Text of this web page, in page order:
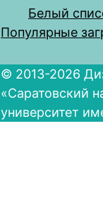
Белый
Популярные
© 2013-2026
«Саратовский
университет